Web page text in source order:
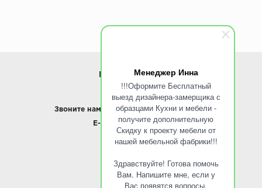
Менеджер Инна
!!!Оформите Бесплатный
выезд дизайнера-замерщика с
образцами Кухни и мебели -
получите дополнительную
Скидку к проекту мебели от
нашей мебельной фабрики!!!
Здравствуйте! Готова помочь
Вам. Напишите мне, если у
Вас появятся вопросы.
ИНФОРМАЦИЯ
www.ROINST.ru
Звоните нам: 8 495 797-10-50 / Whatsapp
E-mail: info@roinst.ru
О КОМПАНИИ
О компании